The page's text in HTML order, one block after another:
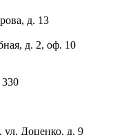
д. 13
д. 2, оф. 10
330
ул. Доценко, д. 9